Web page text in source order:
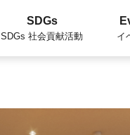
SDGs
SDGs 社会貢献活動 イ